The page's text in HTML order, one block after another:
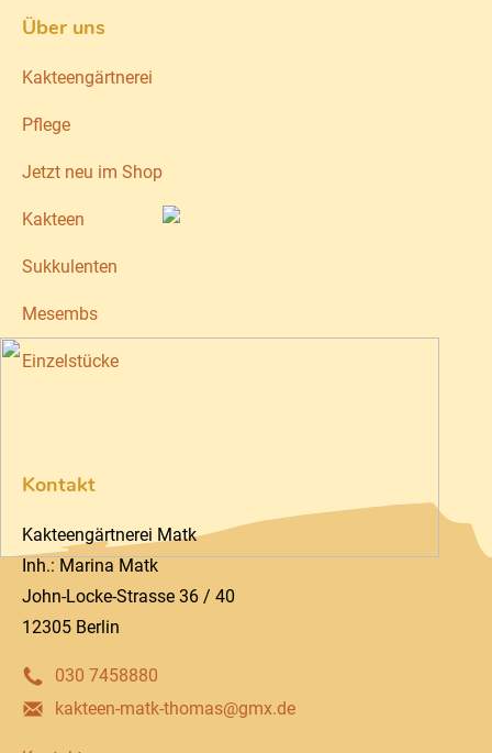
Über uns
Kakteengärtnerei
Pflege
Jetzt neu im Shop
Kakteen
Sukkulenten
Mesembs
Einzelstücke
Kontakt
Kakteengärtnerei Matk
Inh.: Marina Matk
John-Locke-Strasse 36 / 40
12305 Berlin
030 7458880
kakteen-matk-thomas@gmx.de